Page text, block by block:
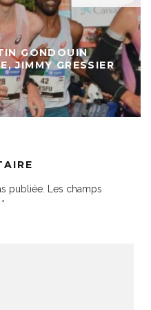
GONDOUIN
JIMMY GRESSIER
publiée.
Les champs
*